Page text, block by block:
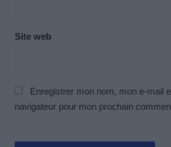
Site web
Enregistrer mon nom, mon e-mail
navigateur pour mon prochain